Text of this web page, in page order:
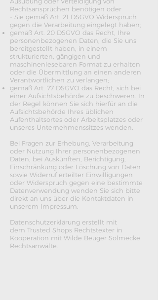
Rechtsansprüchen benötigen oder
- Sie gemäß Art. 21 DSGVO Widerspruch
gegen die Verarbeitung eingelegt haben;
gemäß Art. 20 DSGVO das Recht, Ihre
personenbezogenen Daten, die Sie uns
bereitgestellt haben, in einem
strukturierten, gängigen und
maschinenlesebaren Format zu erhalten
oder die Übermittlung an einen anderen
Verantwortlichen zu verlangen;
gemäß Art. 77 DSGVO das Recht, sich bei
einer Aufsichtsbehörde zu beschweren. In
der Regel können Sie sich hierfür an die
Aufsichtsbehörde Ihres üblichen
Aufenthaltsortes oder Arbeitsplatzes oder
unseres Unternehmenssitzes wenden.
Bei Fragen zur Erhebung, Verarbeitung
oder Nutzung Ihrer personenbezogenen
Daten, bei Auskünften, Berichtigung,
Einschränkung oder Löschung von Daten
sowie Widerruf erteilter Einwilligungen
oder Widerspruch gegen eine bestimmte
Datenverwendung wenden Sie sich bitte
direkt an uns über die Kontaktdaten in
unserem Impressum.
Datenschutzerklärung erstellt mit
dem Trusted Shops Rechtstexter in
Kooperation mit Wilde Beuger Solmecke
Rechtsanwälte